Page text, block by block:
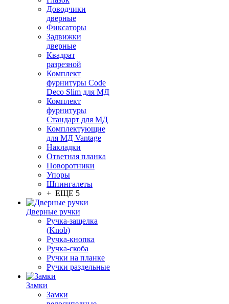
Доводчики
дверные
Фиксаторы
Задвижки
дверные
Квадрат
разрезной
Комплект
фурнитуры Code
Deco Slim для МД
Комплект
фурнитуры
Стандарт для МД
Комплектующие
для МД Vantage
Накладки
Ответная планка
Поворотники
Упоры
Шпингалеты
+ ЕЩЕ 5
Дверные ручки
Ручка-защелка
(Knob)
Ручка-кнопка
Ручка-скоба
Ручки на планке
Ручки раздельные
Замки
Замки